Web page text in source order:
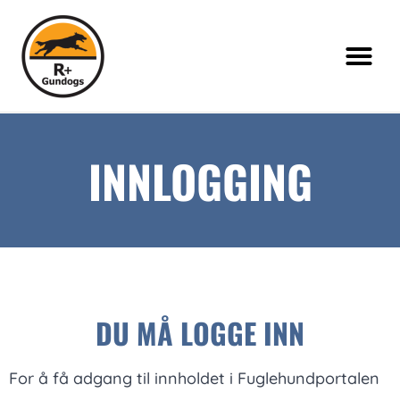
INNLOGGING
DU MÅ LOGGE INN
For å få adgang til innholdet i Fuglehundportalen